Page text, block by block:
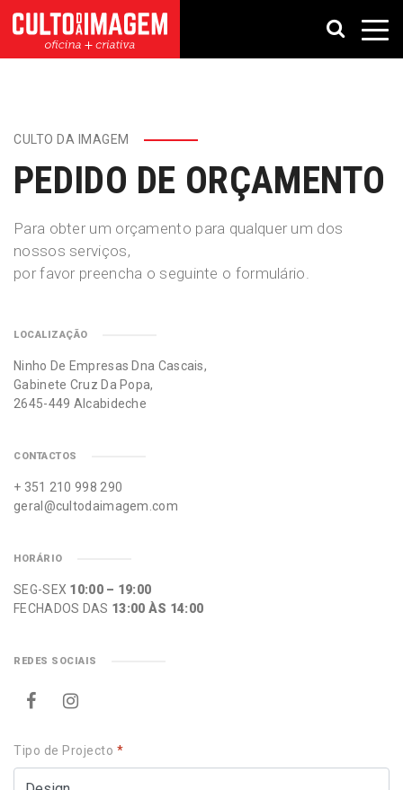
CULTO DA IMAGEM
PEDIDO DE ORÇAMENTO
Para obter um orçamento para qualquer um dos
nossos serviços,
por favor preencha o seguinte o formulário.
LOCALIZAÇÃO
Ninho De Empresas Dna Cascais,
Gabinete Cruz Da Popa,
2645-449 Alcabideche
CONTACTOS
+ 351 210 998 290
geral@cultodaimagem.com
HORÁRIO
SEG-SEX 10:00 – 19:00
FECHADOS DAS 13:00 ÀS 14:00
REDES SOCIAIS
Tipo de Projecto *